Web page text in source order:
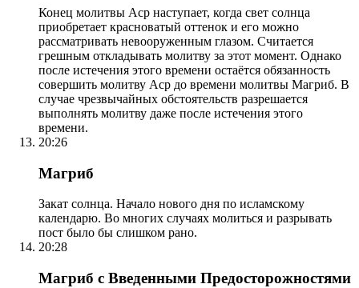
Конец молитвы Аср наступает, когда свет солнца
приобретает красноватый оттенок и его можно
рассматривать невооруженным глазом. Считается
грешным откладывать молитву за этот момент. Однако
после истечения этого времени остаётся обязанность
совершить молитву Аср до времени молитвы Магриб. В
случае чрезвычайных обстоятельств разрешается
выполнять молитву даже после истечения этого
времени.
20:26
Магриб
Закат солнца. Начало нового дня по исламскому
календарю. Во многих случаях молиться и разрывать
пост было бы слишком рано.
20:28
Магриб с Введенными Предосторожностями